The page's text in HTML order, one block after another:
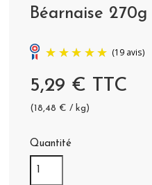
Béarnaise 270g
5,29 € TTC
(18,48 € / kg)
Quantité